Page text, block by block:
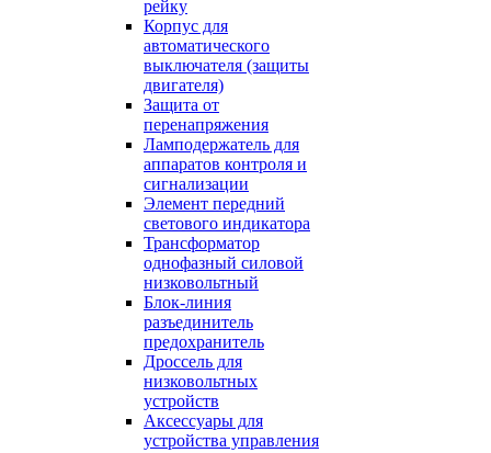
рейку
Корпус для
автоматического
выключателя (защиты
двигателя)
Защита от
перенапряжения
Ламподержатель для
аппаратов контроля и
сигнализации
Элемент передний
светового индикатора
Трансформатор
однофазный силовой
низковольтный
Блок-линия
разъединитель
предохранитель
Дроссель для
низковольтных
устройств
Аксессуары для
устройства управления